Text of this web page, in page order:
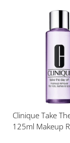
Clinique Take
125ml Makeup